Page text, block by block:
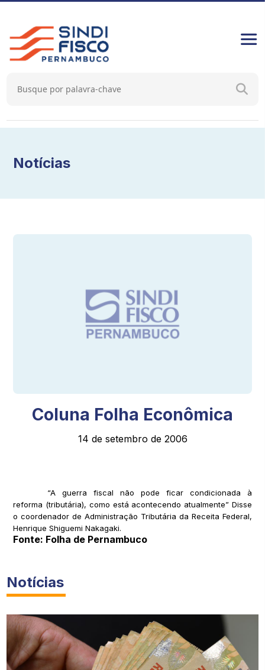
Notícias
Coluna Folha Econômica
14 de setembro de 2006
“A guerra fiscal não pode ficar condicionada à
reforma (tributária), como está acontecendo atualmente” Disse
o coordenador de Administração Tributária da Receita Federal,
Henrique Shiguemi Nakagaki.
Fonte: Folha de Pernambuco
Notícias